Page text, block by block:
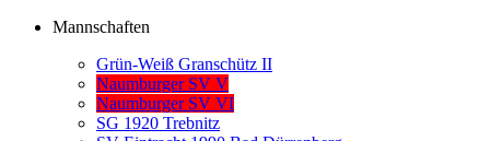
Mannschaften
Grün-Weiß Granschütz II
Naumburger SV V
Naumburger SV VI
SG 1920 Trebnitz